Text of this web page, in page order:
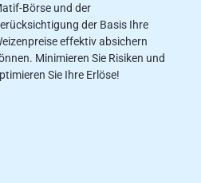
Börse und der
der Basis Ihre
effektiv absichern
Minimieren Sie Risiken und
Sie Ihre Erlöse!